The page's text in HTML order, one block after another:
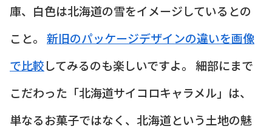
庫、白色は北海道の雪をイメージしているとの
こと。 新旧のパッケージデザインの違いを画像
で比較してみるのも楽しいですよ。 細部にまで
こだわった「北海道サイコロキャラメル」は、
単なるお菓子ではなく、北海道という土地の魅